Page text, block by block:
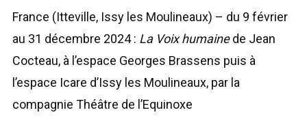
France (Itteville, Issy les Moulineaux) – du 9 février
au 31 décembre 2024 : La Voix humainede Jean
Cocteau, à l’espace Georges Brassens puis à
l’espace Icare d’Issy les Moulineaux, par la
compagnie Théâtre de l’Equinoxe